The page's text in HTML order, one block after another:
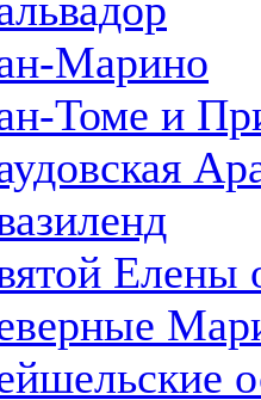
Марино
Томе и
Елены